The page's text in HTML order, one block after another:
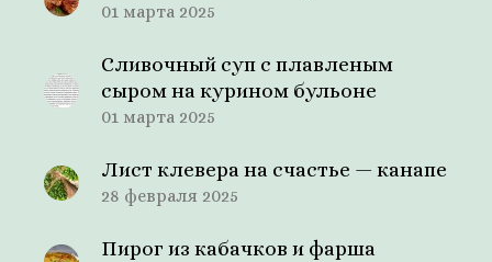
01 марта 2025
Сливочный суп с плавленым
сыром на курином бульоне
01 марта 2025
Лист клевера на счастье — канапе
28 февраля 2025
Пирог из кабачков и фарша